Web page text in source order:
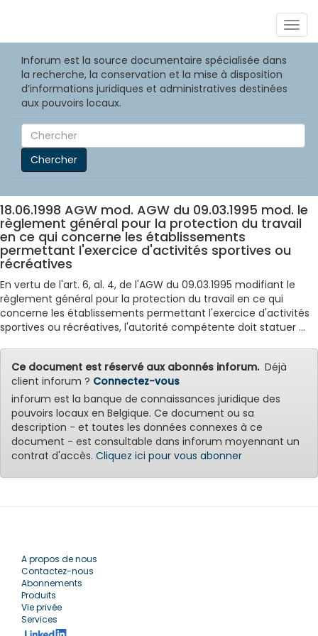
Inforum est la source documentaire spécialisée dans
la recherche, la conservation et la mise à disposition
d’informations juridiques et administratives destinées
aux pouvoirs locaux.
Chercher
18.06.1998 AGW mod. AGW du 09.03.1995 mod. le
règlement général pour la protection du travail
en ce qui concerne les établissements
permettant l'exercice d'activités sportives ou
récréatives
En vertu de l'art. 6, al. 4, de l'AGW du 09.03.1995 modifiant le
règlement général pour la protection du travail en ce qui
concerne les établissements permettant l'exercice d'activités
sportives ou récréatives, l'autorité compétente doit statuer ...
Ce document est réservé aux abonnés inforum.Déjà
client inforum ? Connectez-vous
inforum est la banque de connaissances juridique des
pouvoirs locaux en Belgique. Ce document ou sa
description - et toutes les données connexes à ce
document - est consultable dans inforum moyennant un
contrat d'accès. Cliquez ici pour vous abonner
A propos de nous
Contactez-nous
Abonnements
Produits
Vie privée
Services